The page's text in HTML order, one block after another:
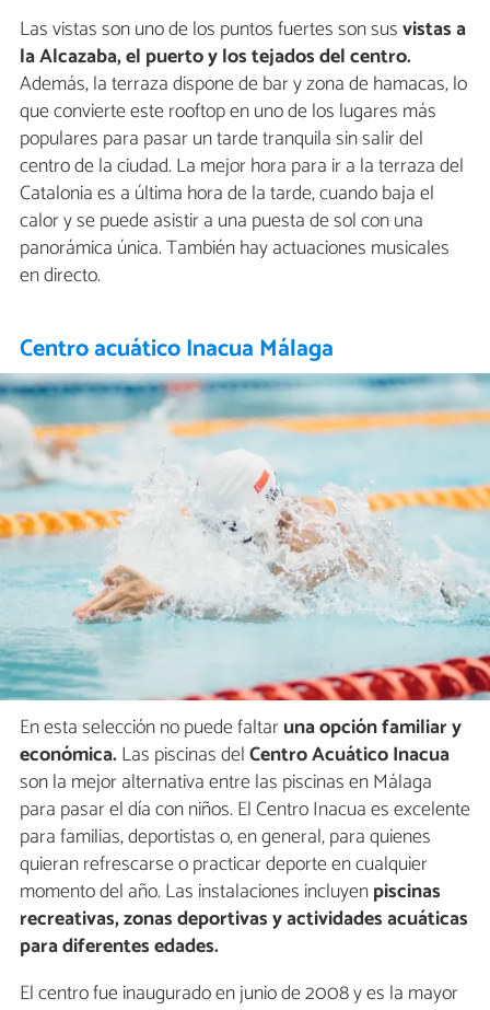
Las vistas son uno de los puntos fuertes son susvistas a
la Alcazaba, el puerto y los tejados del centro.
Además, la terraza dispone de bar y zona de hamacas, lo
que convierte este rooftop en uno de los lugares más
populares para pasar un tarde tranquila sin salir del
centro de la ciudad. La mejor hora para ir a la terraza del
Catalonia es a última hora de la tarde, cuando baja el
calor y se puede asistir a una puesta de sol con una
panorámica única. También hay actuaciones musicales
en directo.
Centro acuático Inacua Málaga
En esta selección no puede faltaruna opción familiar y
económica.Las piscinas delCentro Acuático Inacua
son la mejor alternativa entre las piscinas en Málaga
para pasar el día con niños. El Centro Inacua es excelente
para familias, deportistas o, en general, para quienes
quieran refrescarse o practicar deporte en cualquier
momento del año. Las instalaciones incluyenpiscinas
recreativas, zonas deportivas y actividades acuáticas
para diferentes edades.
El centro fue inaugurado en junio de 2008 y es la mayor